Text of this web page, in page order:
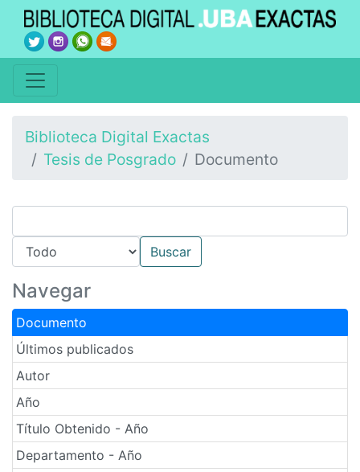
Biblioteca Digital Exactas
Tesis de Posgrado
Documento
Navegar
Documento
Últimos publicados
Autor
Año
Título Obtenido - Año
Departamento - Año